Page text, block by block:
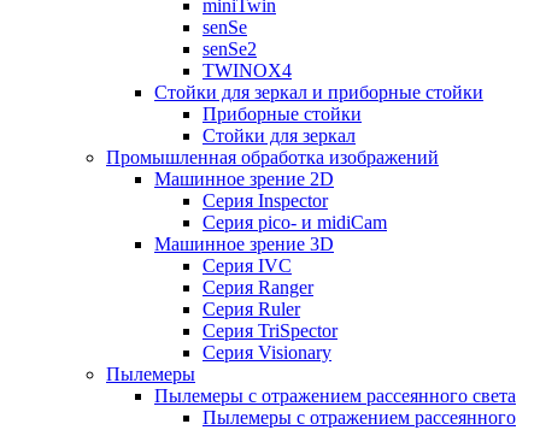
miniTwin
senSe
senSe2
TWINOX4
Стойки для зеркал и приборные стойки
Приборные стойки
Стойки для зеркал
Промышленная обработка изображений
Машинное зрение 2D
Серия Inspector
Серия pico- и midiCam
Машинное зрение 3D
Серия IVC
Серия Ranger
Серия Ruler
Серия TriSpector
Серия Visionary
Пылемеры
Пылемеры с отражением рассеянного света
Пылемеры с отражением рассеянного